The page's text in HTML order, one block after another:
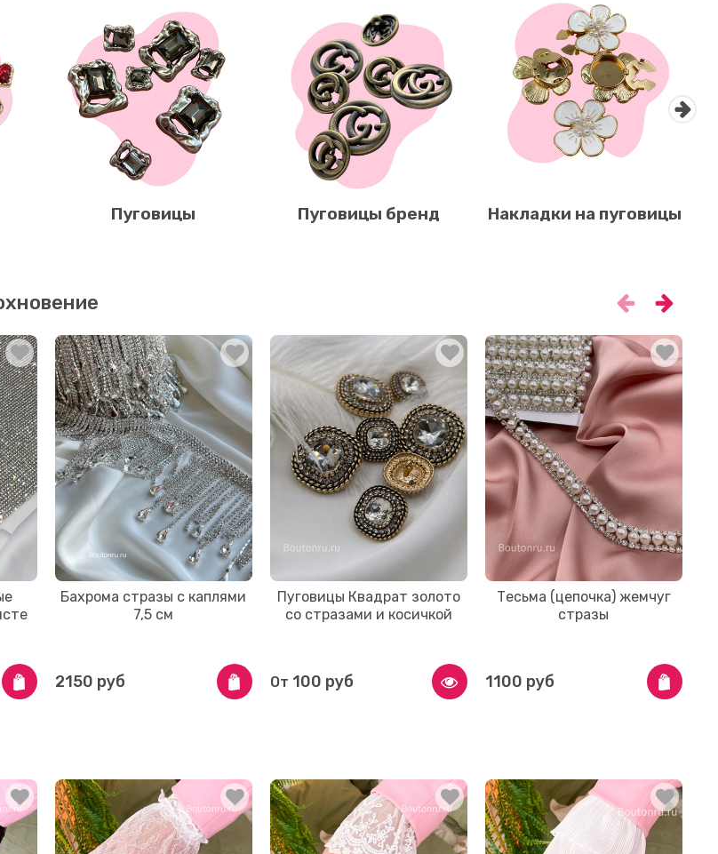
Пуговицы Пуговицы бренд Накладки на пуговицы
Бахрома стразы с каплями
7,5 см
2150 руб
Пуговицы Квадрат золото
со стразами и косичкой
От 100 руб
Тесьма (цепочка) жемчуг
стразы
1100 руб